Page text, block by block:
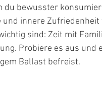
du bewusster
und innere
sind: Zeit mit
Probiere es aus
Ballast befreist.